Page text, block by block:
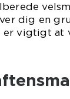
dig en
vigtigt at